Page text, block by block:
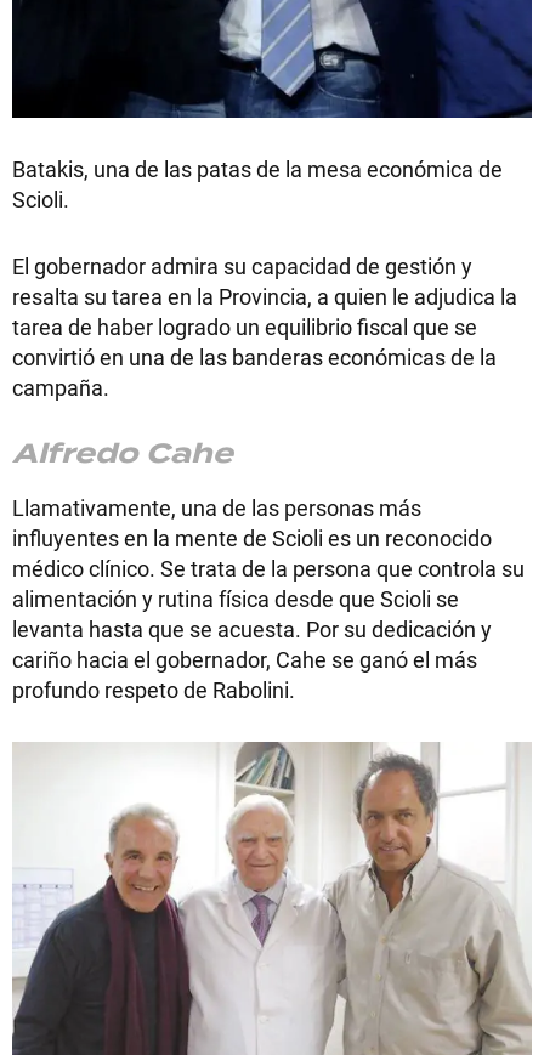
Batakis, una de las patas de la mesa económica de
Scioli.
El gobernador admira su capacidad de gestión y
resalta su tarea en la Provincia, a quien le adjudica la
tarea de haber logrado un equilibrio fiscal que se
convirtió en una de las banderas económicas de la
campaña.
Alfredo Cahe
Llamativamente, una de las personas más
influyentes en la mente de Scioli es un reconocido
médico clínico. Se trata de la persona que controla su
alimentación y rutina física desde que Scioli se
levanta hasta que se acuesta. Por su dedicación y
cariño hacia el gobernador, Cahe se ganó el más
profundo respeto de Rabolini.